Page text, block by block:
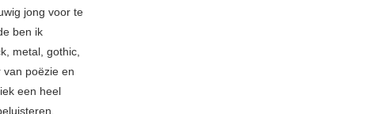
jong voor te
ben ik
metal, gothic,
van poëzie en
een heel